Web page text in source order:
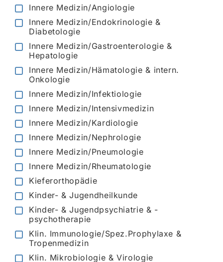
Innere Medizin/Angiologie
Innere Medizin/Endokrinologie &
Diabetologie
Innere Medizin/Gastroenterologie &
Hepatologie
Innere Medizin/Hämatologie & intern.
Onkologie
Innere Medizin/Infektiologie
Innere Medizin/Intensivmedizin
Innere Medizin/Kardiologie
Innere Medizin/Nephrologie
Innere Medizin/Pneumologie
Innere Medizin/Rheumatologie
Kieferorthopädie
Kinder- & Jugendheilkunde
Kinder- & Jugendpsychiatrie & -
psychotherapie
Klin. Immunologie/Spez.Prophylaxe &
Tropenmedizin
Klin. Mikrobiologie & Virologie